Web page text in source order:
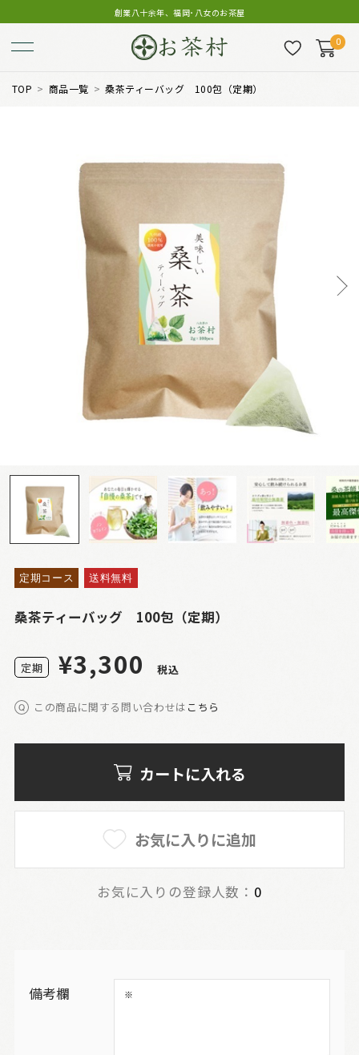
創業八十余年、福岡･八女のお茶屋
0
TOP 商品一覧 桑茶ティーバッグ 100包（定期）
定期コース 送料無料
桑茶ティーバッグ 100包（定期）
定期 ¥3,300 税込
この商品に関する問い合わせは こちら
カートに入れる
お気に入りに追加
お気に入りの登録人数： 0
備考欄